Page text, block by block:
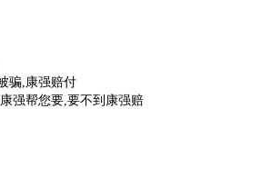
骗,康强赔付
强帮您要,要不到康强赔